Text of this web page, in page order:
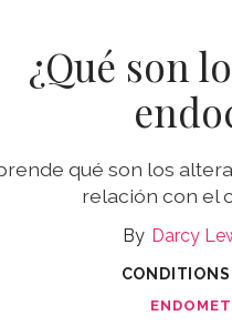
¿Qué son
qué son los
relación con el
Darcy